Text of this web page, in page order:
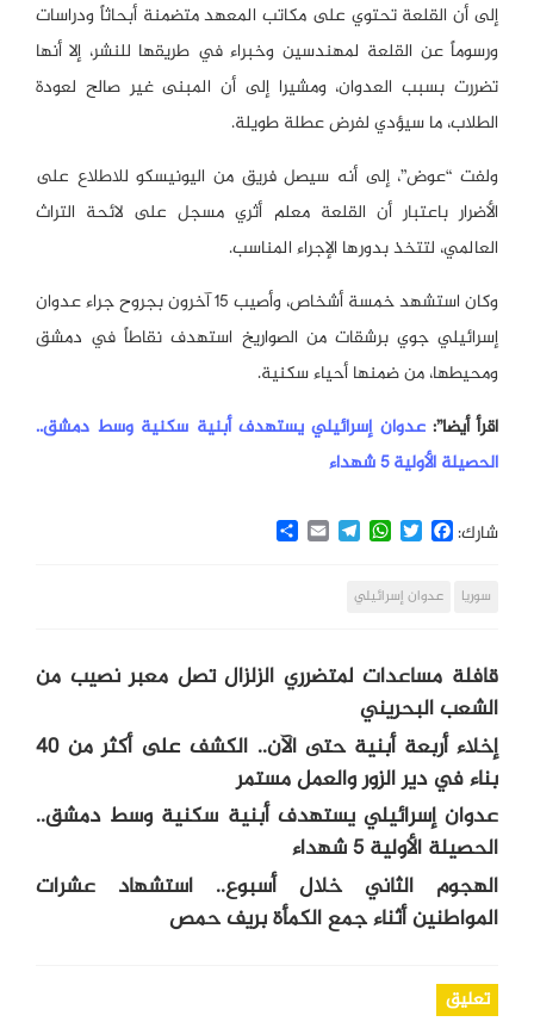
إلى أن القلعة تحتوي على مكاتب المعهد متضمنة أبحاثاً ودراسات
ورسوماً عن القلعة لمهندسين وخبراء في طريقها للنشر، إلا أنها
تضررت بسبب العدوان، ومشيرا إلى أن المبنى غير صالح لعودة
الطلاب، ما سيؤدي لفرض عطلة طويلة.
ولفت “عوض”، إلى أنه سيصل فريق من اليونيسكو للاطلاع على
الأضرار باعتبار أن القلعة معلم أثري مسجل على لائحة التراث
العالمي، لتتخذ بدورها الإجراء المناسب.
وكان استشهد خمسة أشخاص، وأصيب 15 آخرون بجروح جراء عدوان
إسرائيلي جوي برشقات من الصواريخ استهدف نقاطاً في دمشق
ومحيطها، من ضمنها أحياء سكنية.
اقرأ أيضا”:عدوان إسرائيلي يستهدف أبنية سكنية وسط دمشق..
الحصيلة الأولية 5 شهداء
شارك: Facebook
Twitter
WhatsApp
Telegram
Email
Share
سوريا عدوان إسرائيلي
قافلة مساعدات لمتضرري الزلزال تصل معبر نصيب من
الشعب البحريني
إخلاء أربعة أبنية حتى الآن.. الكشف على أكثر من 40
بناء في دير الزور والعمل مستمر
عدوان إسرائيلي يستهدف أبنية سكنية وسط دمشق..
الحصيلة الأولية 5 شهداء
الهجوم الثاني خلال أسبوع.. استشهاد عشرات
المواطنين أثناء جمع الكمأة بريف حمص
تعليق